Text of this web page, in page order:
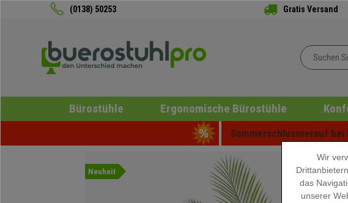
(0138) 50253 Gratis Versand
Bürostühle Ergonomische Bürostühle
Sommerschlussverauf
Neuheit
Wir
das
unserer